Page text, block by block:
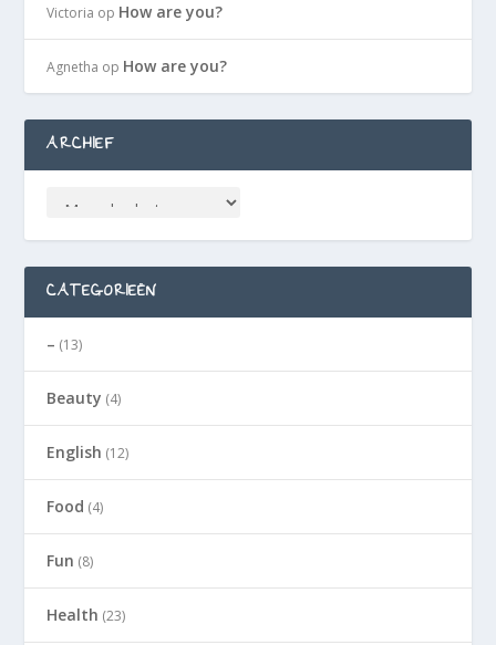
Victoria op How are you?
Agnetha op How are you?
ARCHIEF
CATEGORIEËN
– (13)
Beauty (4)
English (12)
Food (4)
Fun (8)
Health (23)